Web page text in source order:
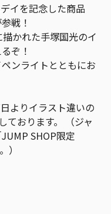
イを記念した商品
戦！
かれた手塚国光のイ
ぞ！
ンライトとともにお
よりイラスト違いの
ております。 （ジャ
SHOP限定
）